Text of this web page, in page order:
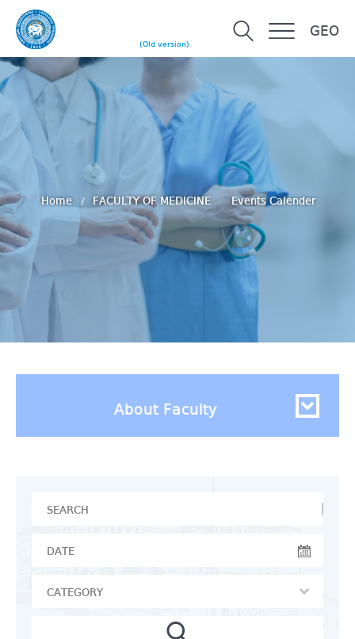
(Old version)
GEO
Home FACULTY OF MEDICINE Events Calender
About Faculty